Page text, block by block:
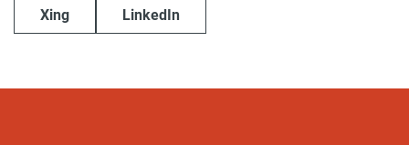
Xing LinkedIn